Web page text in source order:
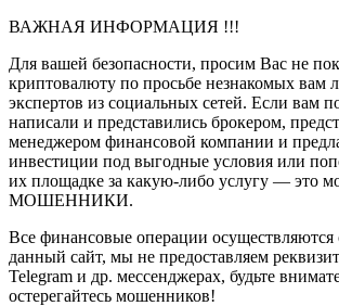
ВАЖНАЯ ИНФОРМАЦИЯ !!!
Для вашей безопасности, просим Вас не
криптовалюту по просьбе незнакомых вам
экспертов из социальных сетей. Если вам
написали и представились брокером,
менеджером финансовой компании и
инвестиции под выгодные условия или
их площадке за какую-либо услугу — это
МОШЕННИКИ.
Все финансовые операции осуществляются
данный сайт, мы не предоставляем
Telegram и др. мессенджерах, будьте
остерегайтесь мошенников!